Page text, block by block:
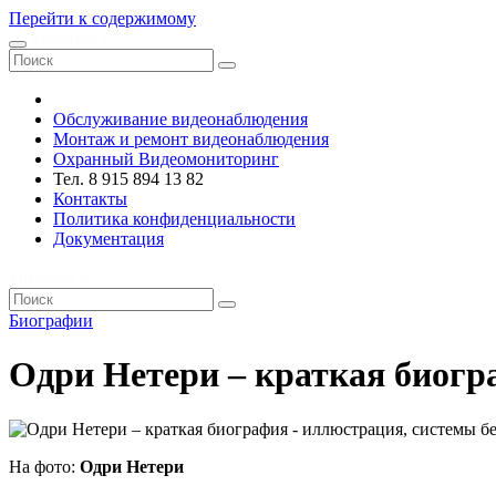
Перейти к содержимому
Обслуживание видеонаблюдения
Монтаж и ремонт видеонаблюдения
Охранный Видеомониторинг
Тел. 8 915 894 13 82
Контакты
Политика конфиденциальности
Документация
Биографии
Одри Нетери – краткая
На фото: Одри Нетери